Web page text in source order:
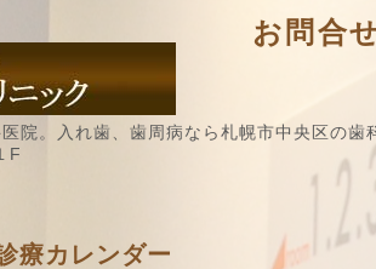
お問合
院。入れ歯、歯周病なら札幌市中央区の
F
療カレンダー